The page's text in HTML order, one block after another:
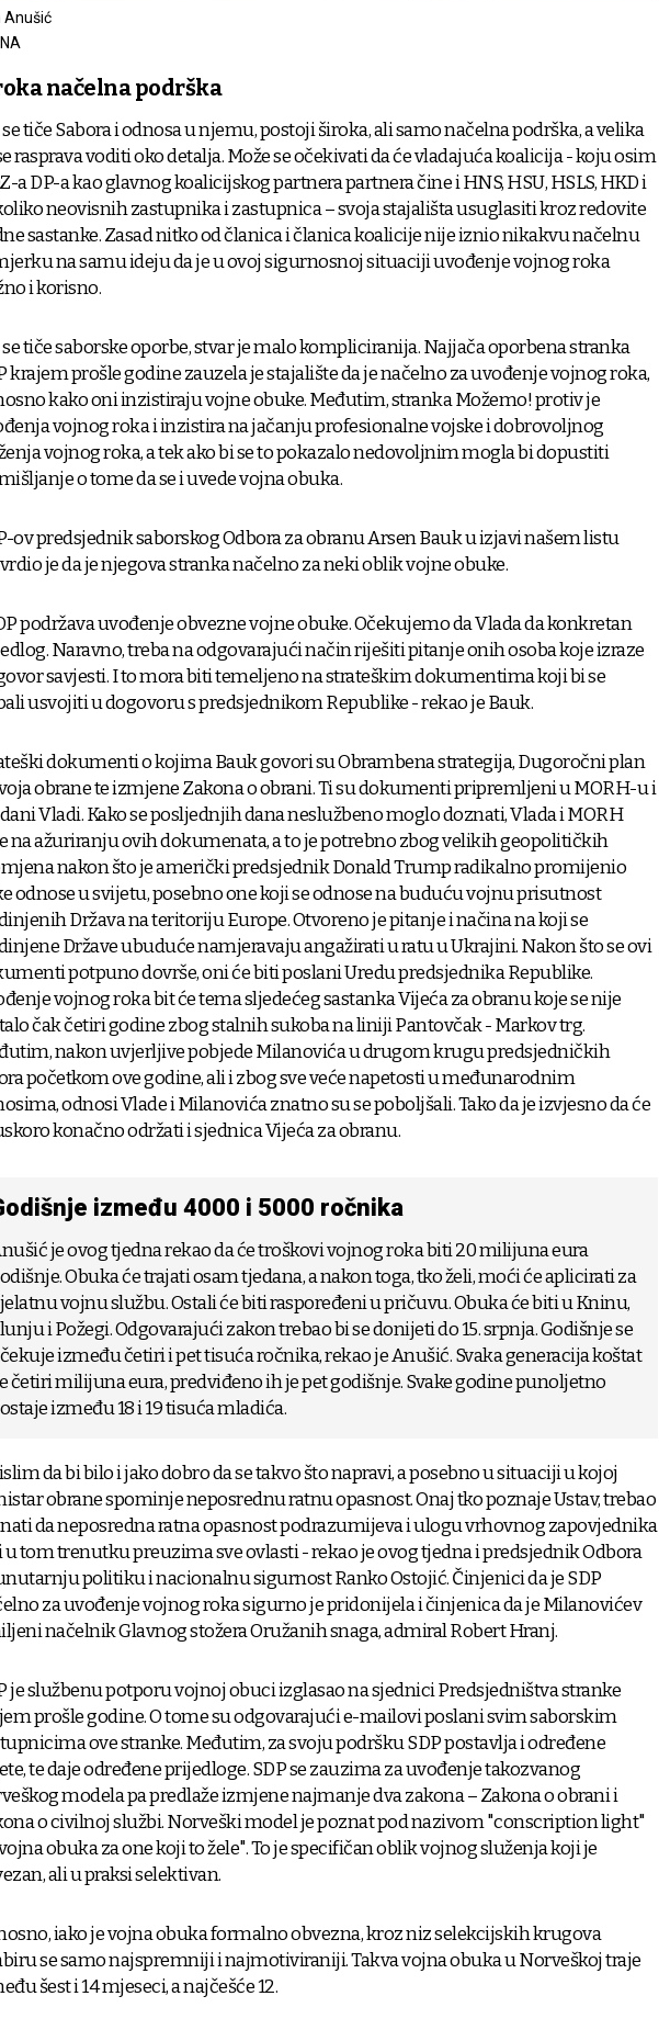
Anušić
načelna podrška
se tiče Sabora i odnosa u njemu, postoji široka, ali samo načelna podrška, a velika
rasprava voditi oko detalja. Može se očekivati da će vladajuća koalicija - koju osim
a DP-a kao glavnog koalicijskog partnera partnera čine i HNS, HSU, HSLS, HKD i
neovisnih zastupnika i zastupnica – svoja stajališta usuglasiti kroz redovite
sastanke. Zasad nitko od članica i članica koalicije nije iznio nikakvu načelnu
na samu ideju da je u ovoj sigurnosnoj situaciji uvođenje vojnog roka
i korisno.
se tiče saborske oporbe, stvar je malo kompliciranija. Najjača oporbena stranka
krajem prošle godine zauzela je stajalište da je načelno za uvođenje vojnog roka,
kako oni inzistiraju vojne obuke. Međutim, stranka Možemo! protiv je
vojnog roka i inzistira na jačanju profesionalne vojske i dobrovoljnog
vojnog roka, a tek ako bi se to pokazalo nedovoljnim mogla bi dopustiti
o tome da se i uvede vojna obuka.
ov predsjednik saborskog Odbora za obranu Arsen Bauk u izjavi našem listu
je da je njegova stranka načelno za neki oblik vojne obuke.
podržava uvođenje obvezne vojne obuke. Očekujemo da Vlada da konkretan
Naravno, treba na odgovarajući način riješiti pitanje onih osoba koje izraze
savjesti. I to mora biti temeljeno na strateškim dokumentima koji bi se
usvojiti u dogovoru s predsjednikom Republike - rekao je Bauk.
dokumenti o kojima Bauk govori su Obrambena strategija, Dugoročni plan
obrane te izmjene Zakona o obrani. Ti su dokumenti pripremljeni u MORH-u i
Vladi. Kako se posljednjih dana neslužbeno moglo doznati, Vlada i MORH
na ažuriranju ovih dokumenata, a to je potrebno zbog velikih geopolitičkih
nakon što je američki predsjednik Donald Trump radikalno promijenio
odnose u svijetu, posebno one koji se odnose na buduću vojnu prisutnost
Država na teritoriju Europe. Otvoreno je pitanje i načina na koji se
Države ubuduće namjeravaju angažirati u ratu u Ukrajini. Nakon što se ovi
potpuno dovrše, oni će biti poslani Uredu predsjednika Republike.
vojnog roka bit će tema sljedećeg sastanka Vijeća za obranu koje se nije
čak četiri godine zbog stalnih sukoba na liniji Pantovčak - Markov trg.
nakon uvjerljive pobjede Milanovića u drugom krugu predsjedničkih
početkom ove godine, ali i zbog sve veće napetosti u međunarodnim
odnosi Vlade i Milanovića znatno su se poboljšali. Tako da je izvjesno da će
konačno održati i sjednica Vijeća za obranu.
između 4000 i 5000 ročnika
je ovog tjedna rekao da će troškovi vojnog roka biti 20 milijuna eura
Obuka će trajati osam tjedana, a nakon toga, tko želi, moći će aplicirati za
vojnu službu. Ostali će biti raspoređeni u pričuvu. Obuka će biti u Kninu,
i Požegi. Odgovarajući zakon trebao bi se donijeti do 15. srpnja. Godišnje se
između četiri i pet tisuća ročnika, rekao je Anušić. Svaka generacija koštat
četiri milijuna eura, predviđeno ih je pet godišnje. Svake godine punoljetno
između 18 i 19 tisuća mladića.
da bi bilo i jako dobro da se takvo što napravi, a posebno u situaciji u kojoj
obrane spominje neposrednu ratnu opasnost. Onaj tko poznaje Ustav, trebao
da neposredna ratna opasnost podrazumijeva i ulogu vrhovnog zapovjednika
u tom trenutku preuzima sve ovlasti - rekao je ovog tjedna i predsjednik Odbora
politiku i nacionalnu sigurnost Ranko Ostojić. Činjenici da je SDP
za uvođenje vojnog roka sigurno je pridonijela i činjenica da je Milanovićev
načelnik Glavnog stožera Oružanih snaga, admiral Robert Hranj.
je službenu potporu vojnoj obuci izglasao na sjednici Predsjedništva stranke
prošle godine. O tome su odgovarajući e-mailovi poslani svim saborskim
ove stranke. Međutim, za svoju podršku SDP postavlja i određene
te daje određene prijedloge. SDP se zauzima za uvođenje takozvanog
modela pa predlaže izmjene najmanje dva zakona – Zakona o obrani i
o civilnoj službi. Norveški model je poznat pod nazivom "conscription light"
obuka za one koji to žele". To je specifičan oblik vojnog služenja koji je
ali u praksi selektivan.
iako je vojna obuka formalno obvezna, kroz niz selekcijskih krugova
se samo najspremniji i najmotiviraniji. Takva vojna obuka u Norveškoj traje
šest i 14 mjeseci, a najčešće 12.